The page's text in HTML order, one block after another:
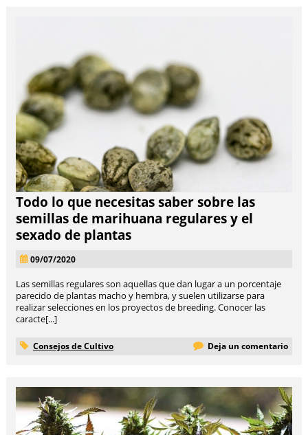
Todo lo que necesitas saber sobre las
semillas de marihuana regulares y el
sexado de plantas
09/07/2020
Las semillas regulares son aquellas que dan lugar a un porcentaje
parecido de plantas macho y hembra, y suelen utilizarse para
realizar selecciones en los proyectos de breeding. Conocer las
caracte[...]
Consejos de Cultivo Deja un comentario